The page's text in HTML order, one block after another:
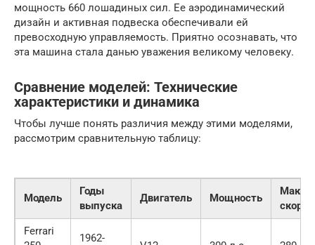
мощность 660 лошадиных сил. Ее аэродинамический
дизайн и активная подвеска обеспечивали ей
превосходную управляемость. Приятно осознавать, что
эта машина стала данью уважения великому человеку.
Сравнение моделей: Технические
характеристики и динамика
Чтобы лучше понять различия между этими моделями,
рассмотрим сравнительную таблицу:
Модель
Годы
выпуска
Двигатель Мощность
Ferrari
1962-